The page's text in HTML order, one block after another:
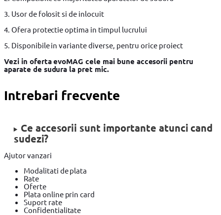
3. Usor de folosit si de inlocuit
4. Ofera protectie optima in timpul lucrului
5. Disponibile in variante diverse, pentru orice proiect
Vezi in oferta evoMAG cele mai bune accesorii pentru
aparate de sudura la pret mic.
Intrebari frecvente
Ce accesorii sunt importante atunci cand
sudezi?
Ajutor vanzari
Modalitati de plata
Rate
Oferte
Plata online prin card
Suport rate
Confidentialitate